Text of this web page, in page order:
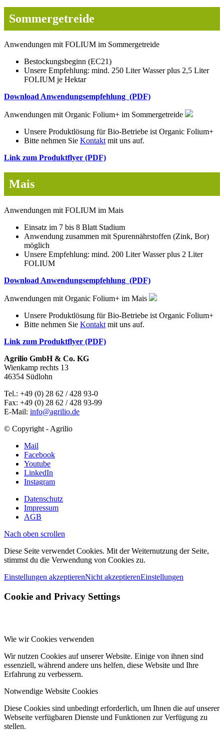
Sommergetreide
Anwendungen mit FOLIUM im Sommergetreide
Bestockungsbeginn (EC21)
Unsere Empfehlung: mind. 250 Liter Wasser plus 2,5 Liter
FOLIUM je Hektar
Download Anwendungsempfehlung (PDF)
Anwendungen mit Organic Folium+ im Sommergetreide
Unsere Produktlösung für Bio-Betriebe ist Organic Folium+
Bitte nehmen Sie Kontaktmit uns auf.
Link zum Produktflyer (PDF)
Mais
Anwendungen mit FOLIUM im Mais
Einsatz im 7 bis 8 Blatt Stadium
Anwendung zusammen mit Spurennährstoffen (Zink, Bor)
möglich
Unsere Empfehlung: mind. 200 Liter Wasser plus 2 Liter
FOLIUM
Download Anwendungsempfehlung (PDF)
Anwendungen mit Organic Folium+ im Mais
Unsere Produktlösung für Bio-Betriebe ist Organic Folium+
Bitte nehmen Sie Kontakt mit uns auf.
Link zum Produktflyer (PDF)
Agrilio GmbH & Co. KG
Wienkamp rechts 13
46354 Südlohn
Tel.: +49 (0) 28 62 / 428 93-0
Fax: +49 (0) 28 62 / 428 93-99
E-Mail: info@agrilio.de
© Copyright - Agrilio
Mail
Facebook
Youtube
LinkedIn
Instagram
Datenschutz
Impressum
AGB
Nach oben scrollen
Diese Seite verwendet Cookies. Mit der Weiternutzung der Seite,
stimmst du die Verwendung von Cookies zu.
Einstellungen akzeptierenNicht akzeptierenEinstellungen
Cookie and Privacy Settings
Wie wir Cookies verwenden
Wir nutzen Cookies auf unserer Website. Einige von ihnen sind
essenziell, während andere uns helfen, diese Website und Ihre
Erfahrung zu verbessern.
Notwendige Website Cookies
Diese Cookies sind unbedingt erforderlich, um Ihnen die auf unserer
Webseite verfügbaren Dienste und Funktionen zur Verfügung zu
stellen.